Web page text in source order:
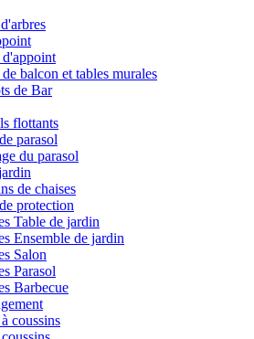
d'appoint
balcon et tables murales
de Bar
flottants
parasol
du parasol
de chaises
protection
Table de jardin
Ensemble de jardin
Salon
Parasol
Barbecue
coussins